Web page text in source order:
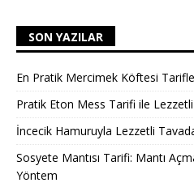
SON YAZILAR
En Pratik Mercimek Köftesi
Pratik Eton Mess Tarifi ile Lezzetli
İncecik Hamuruyla Lezzetli
Sosyete Mantısı Tarifi: Mantı
Yöntem